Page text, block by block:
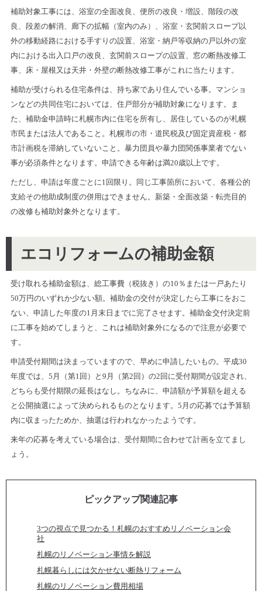
補助対象工事には、浴室の全面改良、便所の改良・増設、階段の改
良、段差の解消、廊下の拡幅（室内のみ）、浴室・玄関前スロープ以
外の移動経路における手すりの設置、浴室・納戸等収納の戸以外の室
内における出入口戸の改良、玄関前スロープの設置、窓の断熱改修工
事、床・屋根又は天井・外壁の断熱改修工事がこれに当たります。
補助が受けられる住宅条件は、持ち家であり住んでいる事。マンショ
ンなどの共同住宅においては、住戸部分が補助対象になります。ま
た、補助金申請時に札幌市内に住宅を所有し、居住しているのが札幌
市民または法人であること。札幌市の市・道民税及び固定資産税・都
市計画税を滞納していないこと。暴力団員や暴力団関係事業者でない
事が必須条件となります。申請できる年齢は満20歳以上です。
ただし、申請は年度ごとに1回限り。同じ工事箇所において、各種公的
支給その他助成制度の併用はできません。新築・全面改築・転売目的
の改修も補助対象外となります。
エコリフォームの補助金額
受け取れる補助金額は、総工事費（税抜き）の10％または一戸あたり
50万円のいずれか少ない額。補助金の交付が決定したら工事にをおこ
ない、申請した年度の1月末日までに完了させます。補助金交付決定前
に工事を始めてしまうと、これは補助対象外になるので注意が必要で
す。
申請受付期間は決まっていますので、早めに申請したいもの。平成30
年度では、5月（第1回）と9月（第2回）の2回に受付期間が設定され、
どちらも受付期限の延長はなし。ちなみに、申請額が予算額を超える
と公開抽選によって決められるものとなります。5月の応募では予算額
内に収まったためか、抽選は行われなかったようです。
来年の応募を考えている場合は、受付期間に合わせて計画を立てまし
ょう。
ピックアップ関連記事
3つの視点で見つかる！札幌のおすすめリノベーション会
社
札幌のリノベーション事情を解説
札幌暮らしには欠かせない断熱リフォーム
札幌のリノベーション費用相場